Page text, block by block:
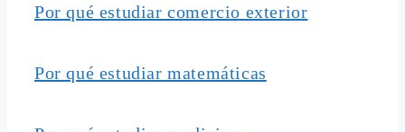
Por qué estudiar comercio exterior
Por qué estudiar matemáticas